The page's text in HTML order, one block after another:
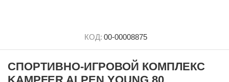
КОД: 00-00008875
СПОРТИВНО-ИГРОВОЙ КОМПЛЕКС